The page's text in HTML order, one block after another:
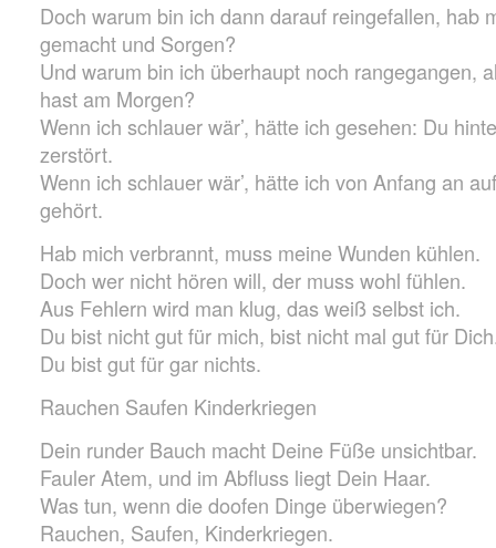
Doch warum bin ich dann darauf reingefallen, hab
gemacht und Sorgen?
Und warum bin ich überhaupt noch rangegangen,
hast am Morgen?
Wenn ich schlauer wär’, hätte ich gesehen: Du
zerstört.
Wenn ich schlauer wär’, hätte ich von Anfang an
gehört.
Hab mich verbrannt, muss meine Wunden kühlen.
Doch wer nicht hören will, der muss wohl fühlen.
Aus Fehlern wird man klug, das weiß selbst ich.
Du bist nicht gut für mich, bist nicht mal gut für
Du bist gut für gar nichts.
Rauchen Saufen Kinderkriegen
Dein runder Bauch macht Deine Füße unsichtbar.
Fauler Atem, und im Abfluss liegt Dein Haar.
Was tun, wenn die doofen Dinge überwiegen?
Rauchen, Saufen, Kinderkriegen.